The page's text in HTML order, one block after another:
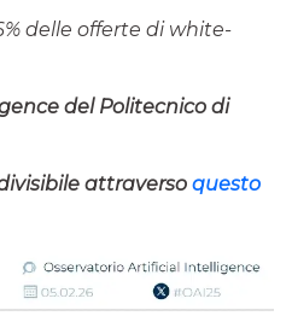
delle offerte di white-
del Politecnico di
attraverso questo